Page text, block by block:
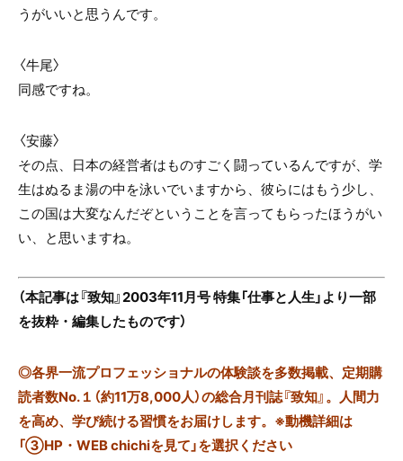
うがいいと思うんです。
〈牛尾〉
同感ですね。
〈安藤〉
その点、日本の経営者はものすごく闘っているんですが、学
生はぬるま湯の中を泳いでいますから、彼らにはもう少し、
この国は大変なんだぞということを言ってもらったほうがい
い、と思いますね。
（本記事は『致知』2003年11月号 特集「仕事と人生」より一部
を抜粋・編集したものです）
◎各界一流プロフェッショナルの体験談を多数掲載、定期購
読者数No.１（約11万8,000人）の総合月刊誌『致知』。人間力
を高め、学び続ける習慣をお届けします。※動機詳細は
「③HP・WEB chichiを見て」を選択ください